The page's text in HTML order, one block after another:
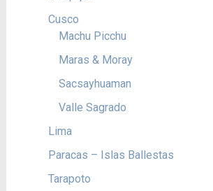
Cusco
Machu Picchu
Maras & Moray
Sacsayhuaman
Valle Sagrado
Lima
Paracas – Islas Ballestas
Tarapoto